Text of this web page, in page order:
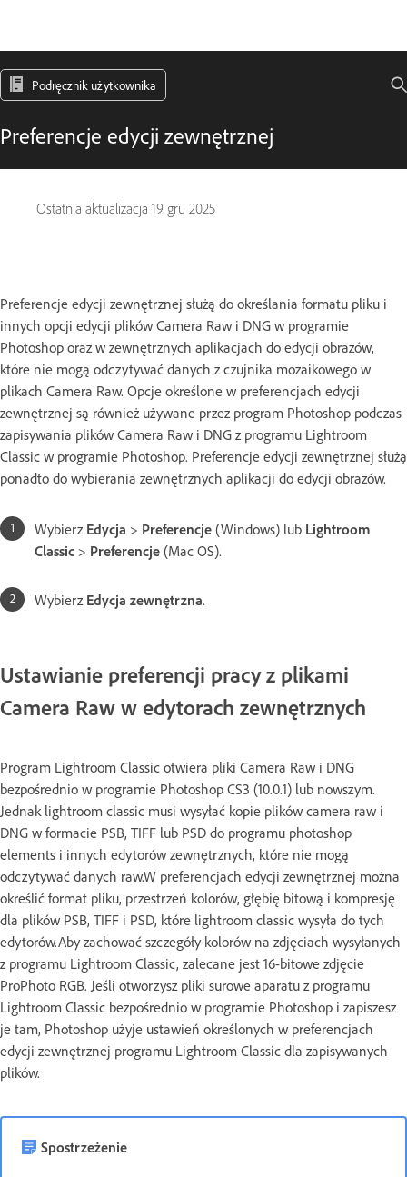
Podręcznik użytkownika
Preferencje edycji zewnętrznej
Ostatnia aktualizacja 19 gru 2025
Preferencje edycji zewnętrznej służą do określania formatu pliku i
innych opcji edycji plików Camera Raw i DNG w programie
Photoshop oraz w zewnętrznych aplikacjach do edycji obrazów,
które nie mogą odczytywać danych z czujnika mozaikowego w
plikach Camera Raw. Opcje określone w preferencjach edycji
zewnętrznej są również używane przez program Photoshop podczas
zapisywania plików Camera Raw i DNG z programu Lightroom
Classic w programie Photoshop. Preferencje edycji zewnętrznej służą
ponadto do wybierania zewnętrznych aplikacji do edycji obrazów.
Wybierz Edycja > Preferencje (Windows) lub Lightroom
Classic > Preferencje (Mac OS).
Wybierz Edycja zewnętrzna.
Ustawianie preferencji pracy z plikami
Camera Raw w edytorach zewnętrznych
Program Lightroom Classic otwiera pliki Camera Raw i DNG
bezpośrednio w programie Photoshop CS3 (10.0.1) lub nowszym.
Jednak lightroom classic musi wysyłać kopie plików camera raw i
DNG w formacie PSB, TIFF lub PSD do programu photoshop
elements i innych edytorów zewnętrznych, które nie mogą
odczytywać danych raw.W preferencjach edycji zewnętrznej można
określić format pliku, przestrzeń kolorów, głębię bitową i kompresję
dla plików PSB, TIFF i PSD, które lightroom classic wysyła do tych
edytorów.Aby zachować szczegóły kolorów na zdjęciach wysyłanych
z programu Lightroom Classic, zalecane jest 16-bitowe zdjęcie
ProPhoto RGB. Jeśli otworzysz pliki surowe aparatu z programu
Lightroom Classic bezpośrednio w programie Photoshop i zapiszesz
je tam, Photoshop użyje ustawień określonych w preferencjach
edycji zewnętrznej programu Lightroom Classic dla zapisywanych
plików.
Spostrzeżenie